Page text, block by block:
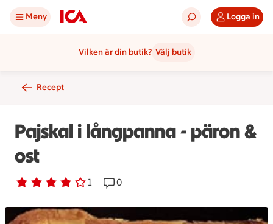
Meny Logga in
Vilken är din butik? Välj butik
Recept
Pajskal i långpanna - päron &
ost
Betyg 4 av 5. 1
1 personer har röstatReceptet har 0 kommentarer
0